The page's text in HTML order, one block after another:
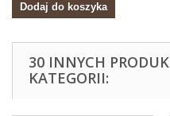
Dodaj do koszyka
30 INNYCH
KATEGORII: